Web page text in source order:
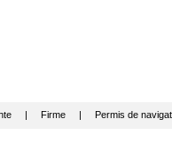
| Firme| Permis de